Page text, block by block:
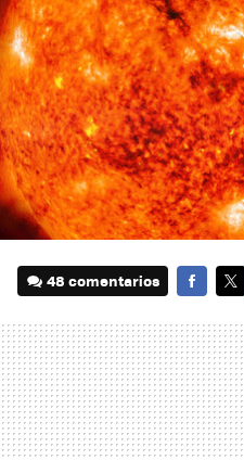
48 comentarios